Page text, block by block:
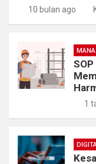
10 bulan ago
1